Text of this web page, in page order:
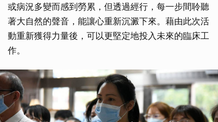
或病況多變而感到勞累，但透過經行，每一步間聆聽
著大自然的聲音，能讓心重新沉澱下來。藉由此次活
動重新獲得力量後，可以更堅定地投入未來的臨床工
作。